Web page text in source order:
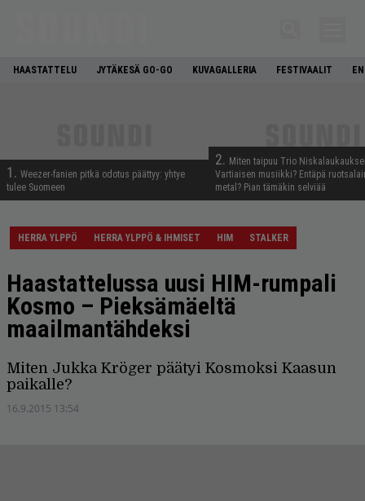
HAASTATTELU JYTÄKESÄ GO-GO KUVAGALLERIA FESTIVAALIT
1. Weezer-fanien pitkä odotus päättyy: yhtye
tulee Suomeen
2. Miten taipuu Trio
Vartiaisen musiikki? Entäpä
metal? Pian tämäkin selviää
HERRA YLPPÖ HERRA YLPPÖ & IHMISET HIM STALKER
Haastattelussa uusi HIM-rumpali
Kosmo – Pieksämäeltä
maailmantähdeksi
Miten Jukka Kröger päätyi Kosmoksi Kaasun
paikalle?
16.9.2015 13:54